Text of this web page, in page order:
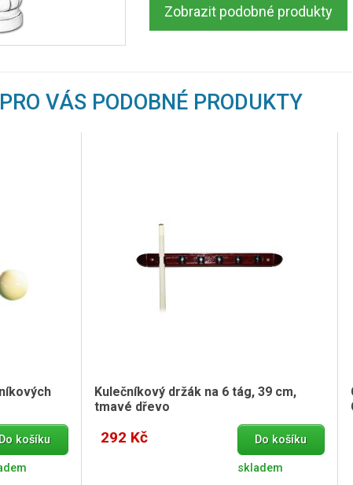
Zobrazit podobné produkty
VÁS PODOBNÉ PRODUKTY
Do košíku
Kulečníkový držák na 6 tág, 39 cm,
tmavé dřevo
292 Kč Do košíku
skladem